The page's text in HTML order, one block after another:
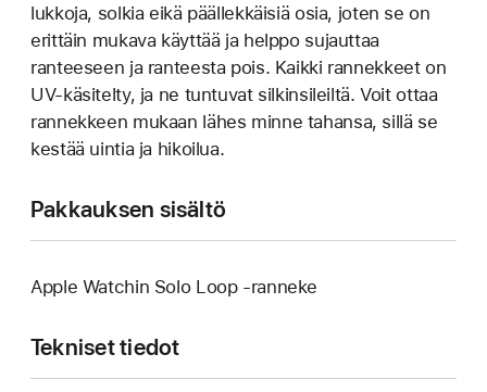
lukkoja, solkia eikä päällek­käisiä osia, joten se on
erittäin mukava käyttää ja helppo sujauttaa
ranteeseen ja ranteesta pois. Kaikki rannekkeet on
UV-käsitelty, ja ne tuntuvat silkinsileiltä. Voit ottaa
rannekkeen mukaan lähes minne tahansa, sillä se
kestää uintia ja hikoilua.
Pakkauksen sisältö
Apple Watchin Solo Loop ‑ranneke
Tekniset tiedot